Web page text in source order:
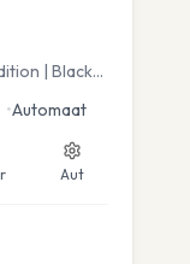
| Black
•Automaat
Aut